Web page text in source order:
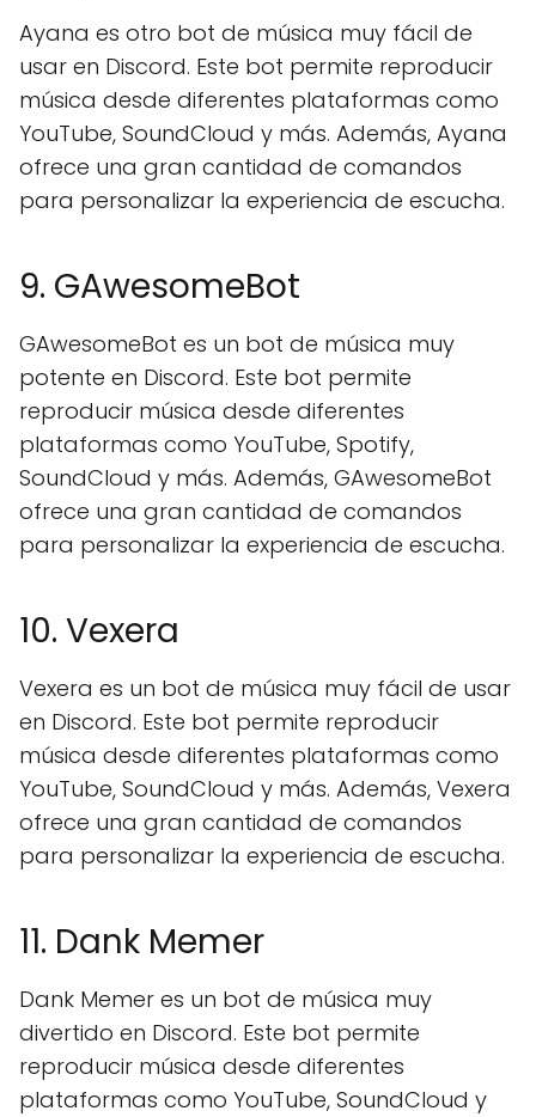
Ayana es otro bot de música muy fácil de
usar en Discord. Este bot permite reproducir
música desde diferentes plataformas como
YouTube, SoundCloud y más. Además, Ayana
ofrece una gran cantidad de comandos
para personalizar la experiencia de escucha.
9. GAwesomeBot
GAwesomeBot es un bot de música muy
potente en Discord. Este bot permite
reproducir música desde diferentes
plataformas como YouTube, Spotify,
SoundCloud y más. Además, GAwesomeBot
ofrece una gran cantidad de comandos
para personalizar la experiencia de escucha.
10. Vexera
Vexera es un bot de música muy fácil de usar
en Discord. Este bot permite reproducir
música desde diferentes plataformas como
YouTube, SoundCloud y más. Además, Vexera
ofrece una gran cantidad de comandos
para personalizar la experiencia de escucha.
11. Dank Memer
Dank Memer es un bot de música muy
divertido en Discord. Este bot permite
reproducir música desde diferentes
plataformas como YouTube, SoundCloud y